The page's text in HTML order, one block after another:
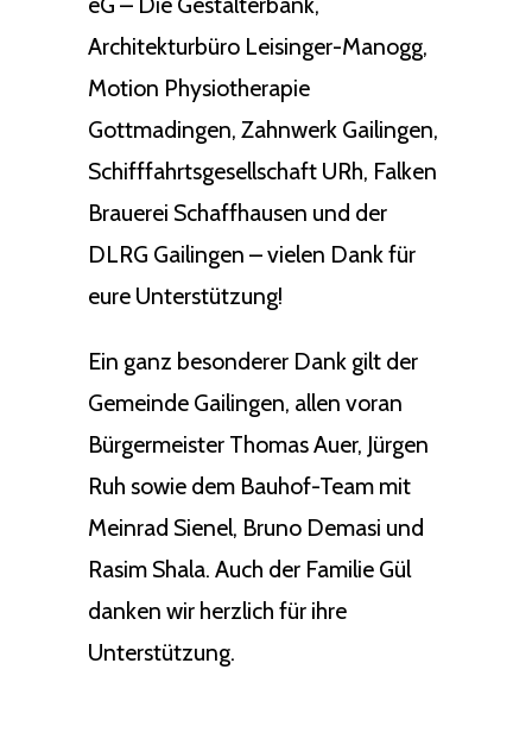
Architekturbüro Leisinger-Manogg,
Motion Physiotherapie
Gottmadingen, Zahnwerk Gailingen,
Schifffahrtsgesellschaft URh, Falken
Brauerei Schaffhausen und der
DLRG Gailingen – vielen Dank für
eure Unterstützung!
Ein ganz besonderer Dank gilt der
Gemeinde Gailingen, allen voran
Bürgermeister Thomas Auer, Jürgen
Ruh sowie dem Bauhof-Team mit
Meinrad Sienel, Bruno Demasi und
Rasim Shala. Auch der Familie Gül
danken wir herzlich für ihre
Unterstützung.